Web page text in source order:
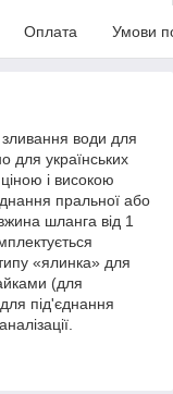
Оплата Умови
води для
для українських
і високою
пральної або
шланга від 1
«ялинка» для
(для
під'єднання